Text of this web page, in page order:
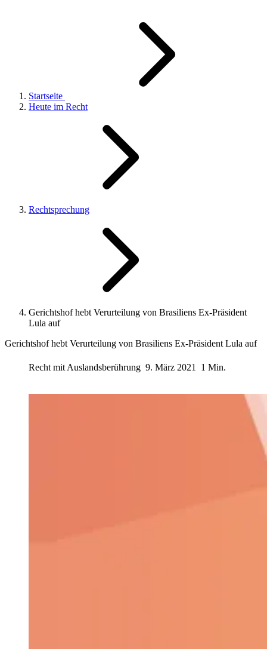
Startseite
Heute im Recht
Rechtsprechung
Gerichtshof hebt Verurteilung von Brasiliens Ex-Präsident
Lula auf
Gerichtshof hebt Verurteilung von Brasiliens Ex-Präsident Lula auf
Recht mit Auslandsberührung 9. März 2021 1 Min.